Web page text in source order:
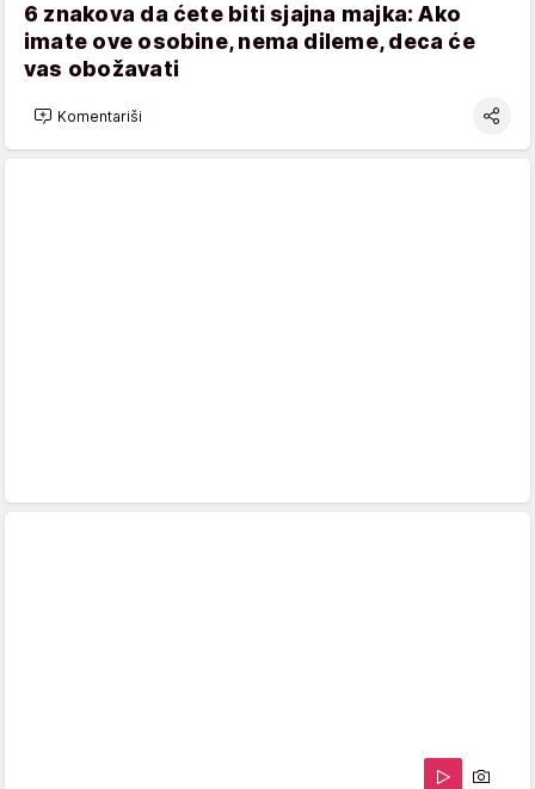
6 znakova da ćete biti sjajna majka: Ako
imate ove osobine, nema dileme, deca će
vas obožavati
Komentariši